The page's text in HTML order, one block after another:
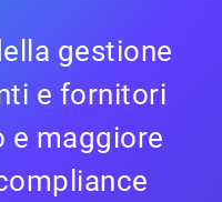
gestione
e fornitori
e maggiore